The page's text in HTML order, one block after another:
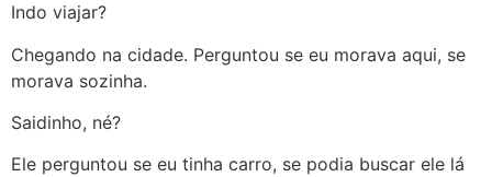
Indo viajar?
Chegando na cidade. Perguntou se eu morava aqui, se
morava sozinha.
Saidinho, né?
Ele perguntou se eu tinha carro, se podia buscar ele lá